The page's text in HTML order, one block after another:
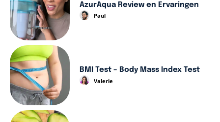
AzurAqua Review en Ervaringen
Paul
BMI Test – Body Mass Index Test
Valerie